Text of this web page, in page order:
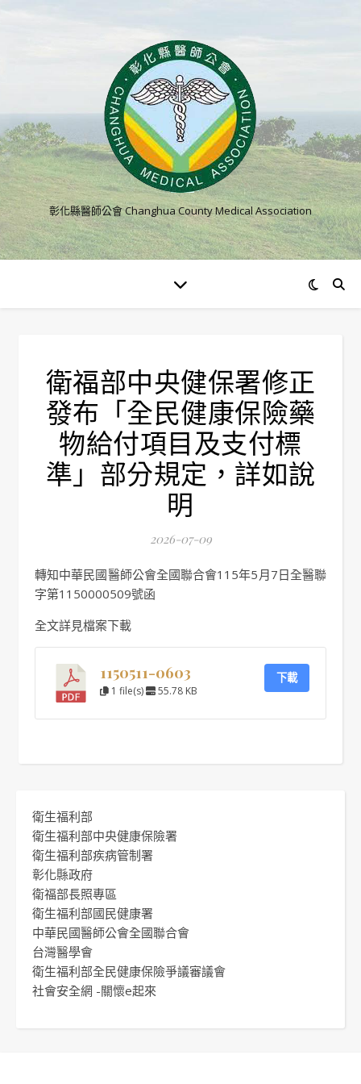
彰化縣醫師公會 Changhua County Medical Association
衛福部中央健保署修正
發布「全民健康保險藥
物給付項目及支付標
準」部分規定，詳如說
明
2026-07-09
轉知中華民國醫師公會全國聯合會115年5月7日全醫聯
字第1150000509號函
全文詳見檔案下載
1150511-0603
1 file(s) 55.78 KB
下載
衛生福利部
衛生福利部中央健康保險署
衛生福利部疾病管制署
彰化縣政府
衛福部長照專區
衛生福利部國民健康署
中華民國醫師公會全國聯合會
台灣醫學會
衛生福利部全民健康保險爭議審議會
社會安全網 -關懷e起來